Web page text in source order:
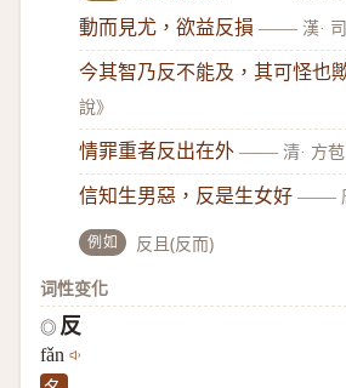
動而見尤，欲益反損 —— 漢·
今其智乃反不能及，其可怪也
說》
情罪重者反出在外 —— 清· 方
信知生男惡，反是生女好 ——
例如
反且(反而)
词性变化
◎ 反
fǎn